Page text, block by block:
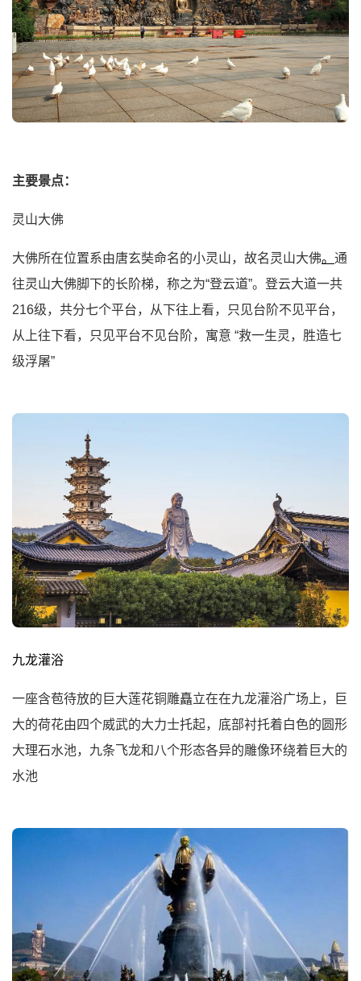
主要景点：
灵山大佛
大佛所在位置系由唐玄奘命名的小灵山，故名灵山大佛。 通
往灵山大佛脚下的长阶梯，称之为“登云道”。登云大道一共
216级，共分七个平台，从下往上看，只见台阶不见平台，
从上往下看，只见平台不见台阶，寓意 “救一生灵，胜造七
级浮屠”
九龙灌浴
一座含苞待放的巨大莲花铜雕矗立在在九龙灌浴广场上，巨
大的荷花由四个威武的大力士托起，底部衬托着白色的圆形
大理石水池，九条飞龙和八个形态各异的雕像环绕着巨大的
水池